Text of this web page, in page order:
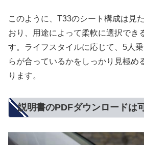
このように、T33のシート構成は見
おり、用途によって柔軟に選択でき
す。ライフスタイルに応じて、5人
らが合っているかをしっかり見極め
ります。
説明書のPDFダウンロードは